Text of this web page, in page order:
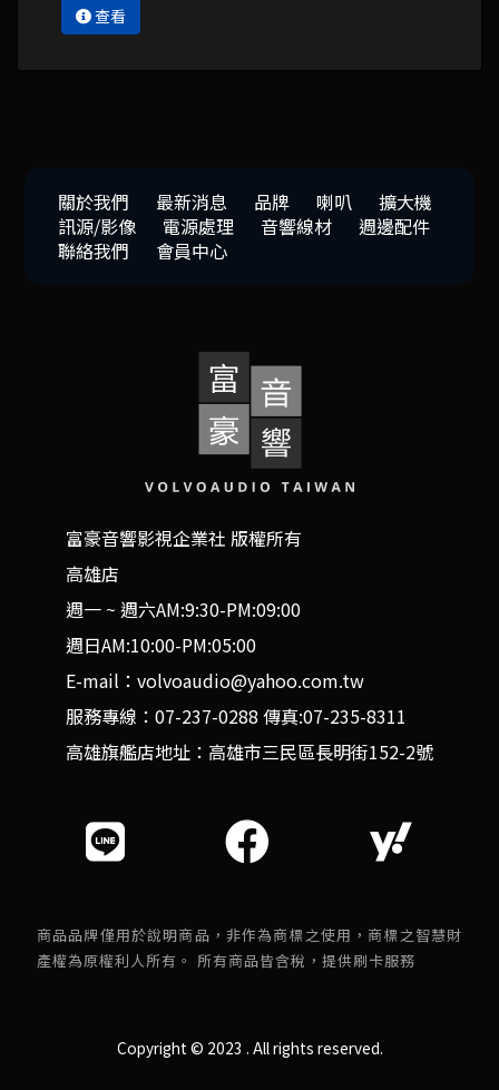
查看
關於我們 最新消息 品牌 喇叭
擴大機
訊源/影像
電源處理 音響線材
週邊配件
聯絡我們
會員中心
富豪音響影視企業社 版權所有
高雄店
週一 ~ 週六AM:9:30-PM:09:00
週日AM:10:00-PM:05:00
E-mail：volvoaudio@yahoo.com.tw
服務專線：07-237-0288 傳真:07-235-8311
高雄旗艦店地址：高雄市三民區長明街152-2號
商品品牌僅用於說明商品，非作為商標之使用，商標之智慧財
產權為原權利人所有。 所有商品皆含稅，提供刷卡服務
Copyright © 2023 . All rights reserved.